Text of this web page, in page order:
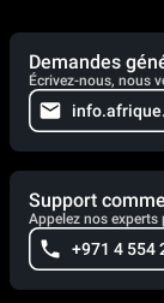
Demandes
Écrivez-nous, nous
Support
Appelez nos
+971 4 554